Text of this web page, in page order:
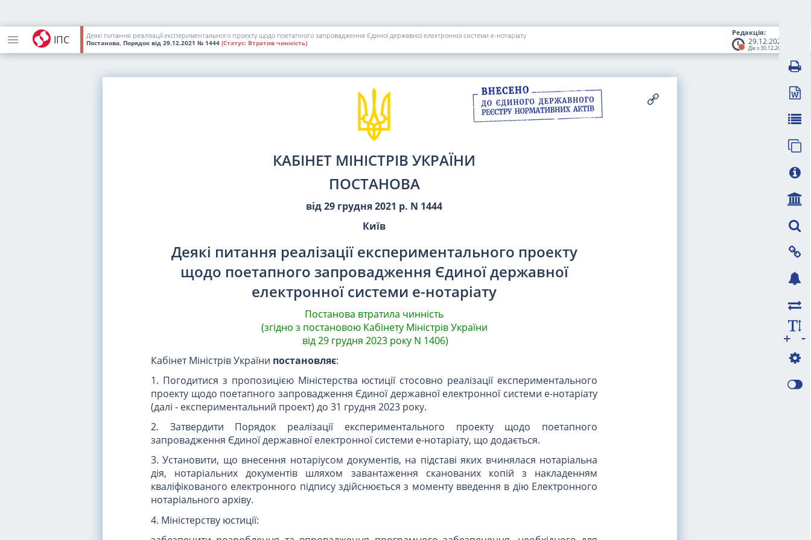
ІПС
Редакція:
29.12.2023
Діє з 30.12.2023
Деякі питання реалізації експериментального проекту щодо поетапного запровадження Єдиної державної електронної системи е-нотаріату
Постанова, Порядок від 29.12.2021 № 1444 (Статус: Втратив чинність)
КАБІНЕТ МІНІСТРІВ УКРАЇНИ
ПОСТАНОВА
від 29 грудня 2021 р. N 1444
Київ
Деякі питання реалізації експериментального проекту
щодо поетапного запровадження Єдиної державної
електронної системи е-нотаріату
Постанова втратила чинність
(згідно з постановою Кабінету Міністрів України
від 29 грудня 2023 року N 1406)
Кабінет Міністрів України постановляє:
1. Погодитися з пропозицією Міністерства юстиції стосовно реалізації експериментального
проекту щодо поетапного запровадження Єдиної державної електронної системи е-нотаріату
(далі - експериментальний проект) до 31 грудня 2023 року.
2. Затвердити Порядок реалізації експериментального проекту щодо поетапного
запровадження Єдиної державної електронної системи е-нотаріату, що додається.
3. Установити, що внесення нотаріусом документів, на підставі яких вчинялася нотаріальна
дія, нотаріальних документів шляхом завантаження сканованих копій з накладенням
кваліфікованого електронного підпису здійснюється з моменту введення в дію Електронного
нотаріального архіву.
4. Міністерству юстиції:
-
+